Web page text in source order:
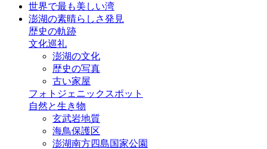
世界で最も美しい湾
澎湖の素晴らしさ発見
歴史の軌跡
文化巡礼
澎湖の文化
歴史の写真
古い家屋
フォトジェニックスポット
自然と生き物
玄武岩地質
海鳥保護区
澎湖南方四島国家公園